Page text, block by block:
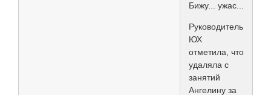
Бижу... ужас...
Руководитель
ЮХ
отметила, что
удаляла с
занятий
Ангелину за